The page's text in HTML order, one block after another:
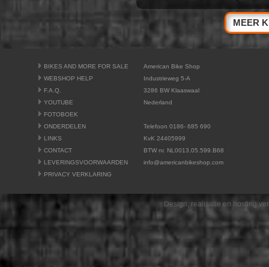
MEER
BIKES AND MORE FOR SALE
WEBSHOP HELP
F.A.Q.
YOUTUBE
FOTOBOEK
ONDERDELEN
LINKS
CONTACT
LEVERINGSVOORWAARDEN
PRIVACY VERKLARING
American Bike Shop
Industrieweg 5-A
3286 BW Klaaswaal
Nederland
Telefoon 0186- 685 690
KvK 24405999
BTW nr. NL0013.05.599.B68
info@americanbikeshop.com
Design, realisatie en hosting